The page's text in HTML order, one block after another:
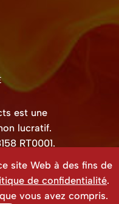
est une
lucratif.
RT0001.
Music Art
site Web à des fins de
de confidentialité.
vous avez compris.